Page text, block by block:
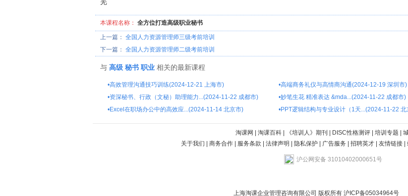
本课程名称： 全方位打造高级职业秘书
上一篇： 全国人力资源管理师三级考前培训
下一篇： 全国人力资源管理师二级考前培训
与 高级 秘书 职业 相关的最新课程
•高效管理沟通技巧训练(2024-12-21 上海市) •高端商务礼仪与高情商沟通(2024-12-19 深圳市)
•资深秘书、行政（文秘）助理能力...(2024-11-22 成都市) •妙笔生花 精准表达 &mda...(2024-11-22 成都市)
•Excel在职场办公中的高效应...(2024-11-14 北京市) •PPT逻辑结构与专业设计（1天...(2024-11-22 北
淘课网 淘课百科| 《培训人》期刊 DISC性格测评| 培训专题
关于我们
商务合作| 服务条款 法律声明 隐私保护 广告服务 招聘英才| 友情链接|
沪公网安备 31010402000651号
上海淘课企业管理咨询有限公司 版权所有沪ICP备05034964号